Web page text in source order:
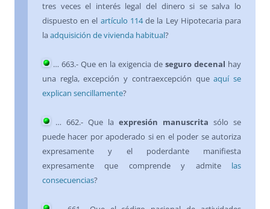
tres veces el interés legal del dinero si se salva lo
dispuesto en el artículo 114de la Ley Hipotecaria para
la adquisición de vivienda habitual?
… 663.- Que en la exigencia de seguro decenal hay
una regla, excepción y contraexcepción queaquí se
explican sencillamente?
… 662.- Que la expresión manuscrita sólo se
puede hacer por apoderado si en el poder se autoriza
expresamente y el poderdante manifiesta
expresamente que comprende y admite las
consecuencias?